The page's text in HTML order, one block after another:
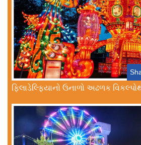
ફિલાડેલ્ફિયાનો ઉનાળો અઢળક